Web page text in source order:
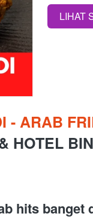
`LIHAT
- ARAB
HOTEL
hits banget